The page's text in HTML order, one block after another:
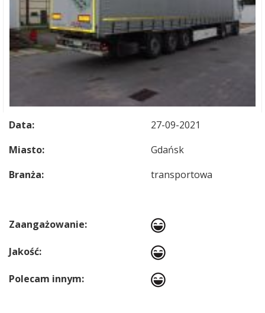
Data:
27-09-2021
Miasto:
Gdańsk
Branża:
transportowa
Zaangażowanie:
Jakość:
Polecam innym: